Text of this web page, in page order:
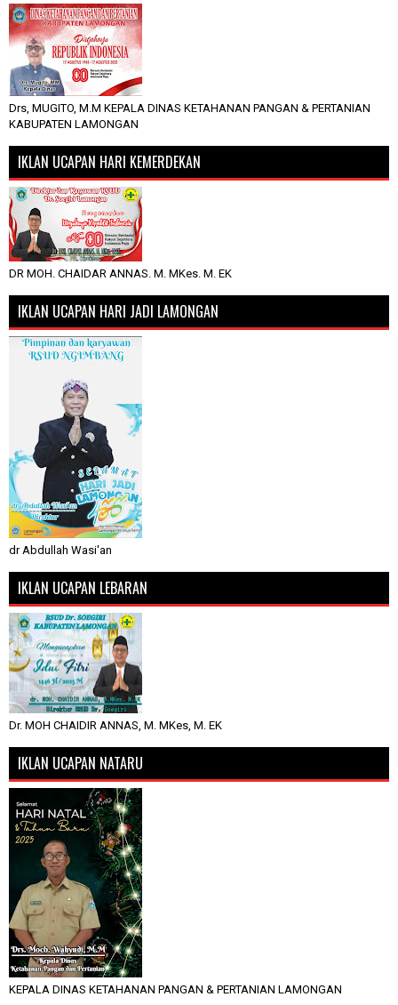
Drs, MUGITO, M.M KEPALA DINAS KETAHANAN PANGAN & PERTANIAN
KABUPATEN LAMONGAN
IKLAN UCAPAN HARI KEMERDEKAN
DR MOH. CHAIDAR ANNAS. M. MKes. M. EK
IKLAN UCAPAN HARI JADI LAMONGAN
dr Abdullah Wasi'an
IKLAN UCAPAN LEBARAN
Dr. MOH CHAIDIR ANNAS, M. MKes, M. EK
IKLAN UCAPAN NATARU
KEPALA DINAS KETAHANAN PANGAN & PERTANIAN LAMONGAN